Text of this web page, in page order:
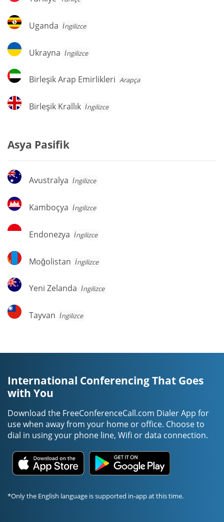
Uganda
Uganda İngilizce
Ukrayna
Ukrayna İngilizce
Birleşik
Arap
Birleşik Arap Emirlikleri Arapça
Birleşik
Krallık
Birleşik Krallık İngilizce
Asya Pasifik
Avustralya
Avustralya İngilizce
Kamboçya
Kamboçya İngilizce
Endonezya
Endonezya İngilizce
Moğolistan
Moğolistan İngilizce
Yeni
Zelanda
Yeni Zelanda İngilizce
Tayvan
Tayvan İngilizce
International Conferencing That Goes
with You
Download the FreeConferenceCall.com Dialer App for
use when away from your home or office. Choose to
dial in using your phone line, Wifi or data connection.
*Only the English language is supported in-app at this time.